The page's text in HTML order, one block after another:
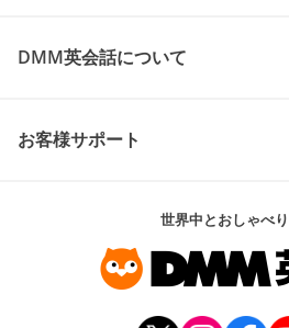
DMM英会話について
お客様サポート
世界中とおしゃべ